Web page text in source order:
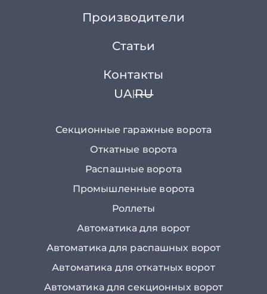
Производители
Статьи
Контакты
UA|RU
Секционные гаражные ворота
Откатные ворота
Распашные ворота
Промышленные ворота
Роллеты
Автоматика для ворот
Автоматика для распашных ворот
Автоматика для откатных ворот
Автоматика для секционных ворот